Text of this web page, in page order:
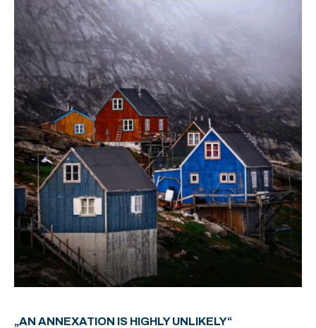
„AN ANNEXATION IS HIGHLY UNLIKELY“